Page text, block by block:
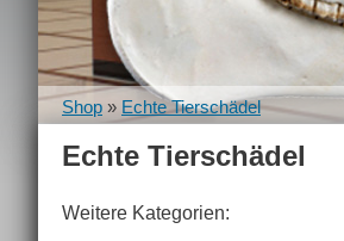
Shop » Echte Tierschädel
Echte Tierschädel
Weitere Kategorien: